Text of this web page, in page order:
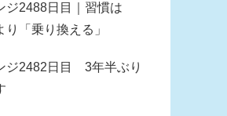
ジ2488日目｜習慣は
り「乗り換える」
ジ2482日目 3年半ぶり